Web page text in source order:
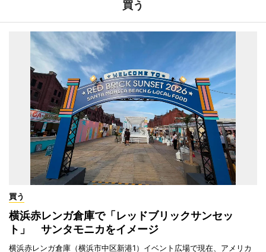
買う
買う
横浜赤レンガ倉庫で「レッドブリックサンセッ
ト」 サンタモニカをイメージ
横浜赤レンガ倉庫（横浜市中区新港1）イベント広場で現在、アメリカ